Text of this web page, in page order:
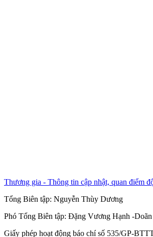
Thương gia - Thông tin cập nhật, quan điểm
Tổng Biên tập: Nguyễn Thùy Dương
Phó Tổng Biên tập: Đặng Vương Hạnh -
Giấy phép hoạt động báo chí số 535/GP-